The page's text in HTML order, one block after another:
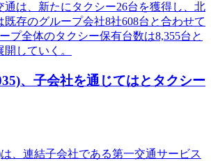
通は、新たにタクシー26台を獲得し、北
存のグループ会社8社608台と合わせて
プ全体のタクシー保有台数は8,355台と
していく。
、子会社を通じてはとタクシー
、連結子会社である第一交通サービス